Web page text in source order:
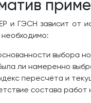
и ГЭСН зависит от
выбора
ли намеренно
пересчёта и
состава